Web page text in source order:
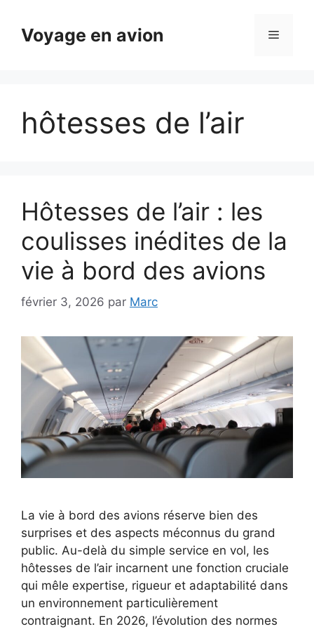
contenuVoyage en avion Menu
hôtesses de l’air
Hôtesses de l’air : les
coulisses inédites de la
vie à bord des avions
février 3, 2026 par Marc
La vie à bord des avions réserve bien des
surprises et des aspects méconnus du grand
public. Au-delà du simple service en vol, les
hôtesses de l’air incarnent une fonction cruciale
qui mêle expertise, rigueur et adaptabilité dans
un environnement particulièrement
contraignant. En 2026, l’évolution des normes